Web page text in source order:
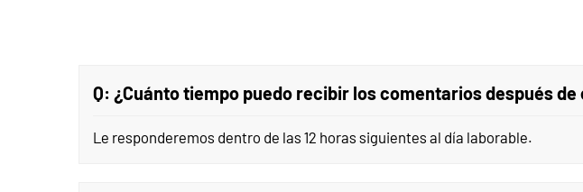
Q: ¿Cuánto tiempo puedo recibir los comentarios después
Le responderemos dentro de las 12 horas siguientes al día laborable.